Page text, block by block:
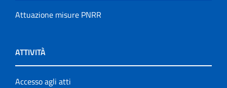
Attuazione misure PNRR
ATTIVITÀ
Accesso agli atti